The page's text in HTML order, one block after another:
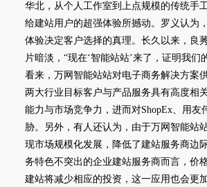
华北，从个人工作室到上点规模的传统手
给建站用户的超强体验所撼动。罗义认为
体验决定客户选择的真理。长久以来，良
片暗淡，“现在‘智能站站’来了，证明我
看来，万网智能站站对电子商务解决方案
两大行业目标客户与产品服务具有高度相
能力与市场竞争力，进而对ShopEx、用
胁。另外，有人还认为，由于万网智能站
现市场规模化发展，降低了建站服务商边
务特色不突出的企业建站服务商而言，价
建站将减少相应的投资，这一应用也会更